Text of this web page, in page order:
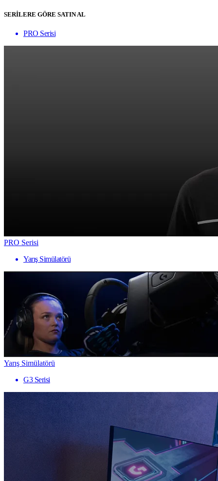
SERİLERE GÖRE SATIN AL
PRO Serisi
PRO Serisi
Yarış Simülatörü
Yarış Simülatörü
G3 Serisi